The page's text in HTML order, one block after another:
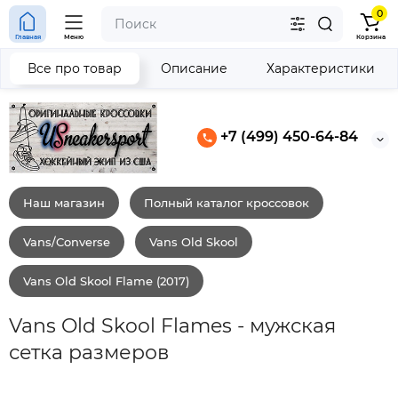
+7 (499) 450-64-84
Главная Меню
0
Корзина
Наш магазин Полный каталог кроссовок
Vans/Converse Vans Old Skool
Vans Old Skool Flame (2017)
Vans Old Skool Flames - мужская
сетка размеров
Все про товар Описание Характеристики